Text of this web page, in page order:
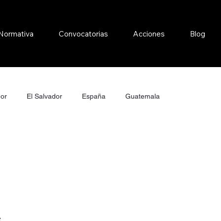
Convocatorias Acciones Blog
El Salvador España Guatemala